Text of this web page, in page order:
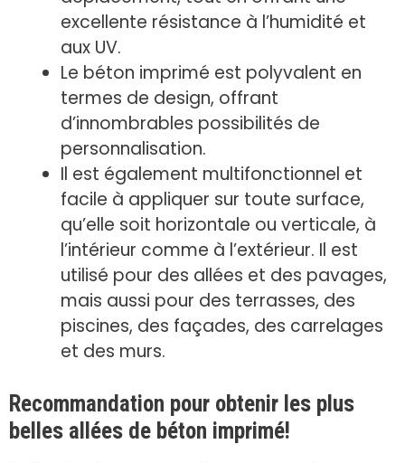
excellente résistance à l’humidité et
aux UV.
Le béton imprimé est polyvalent en
termes de design, offrant
d’innombrables possibilités de
personnalisation.
Il est également multifonctionnel et
facile à appliquer sur toute surface,
qu’elle soit horizontale ou verticale, à
l’intérieur comme à l’extérieur. Il est
utilisé pour des allées et des pavages,
mais aussi pour des terrasses, des
piscines, des façades, des carrelages
et des murs.
Recommandation pour obtenir les plus
belles allées de béton imprimé!